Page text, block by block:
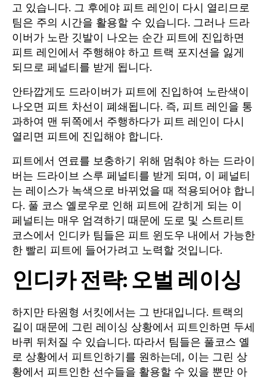
고 있습니다. 그 후에야 피트 레인이 다시 열리므로
팀은 주의 시간을 활용할 수 있습니다. 그러나 드라
이버가 노란 깃발이 나오는 순간 피트에 진입하면
피트 레인에서 주행해야 하고 트랙 포지션을 잃게
되므로 페널티를 받게 됩니다.
안타깝게도 드라이버가 피트에 진입하여 노란색이
나오면 피트 차선이 폐쇄됩니다. 즉, 피트 레인을 통
과하여 맨 뒤쪽에서 주행하다가 피트 레인이 다시
열리면 피트에 진입해야 합니다.
피트에서 연료를 보충하기 위해 멈춰야 하는 드라이
버는 드라이브 스루 페널티를 받게 되며, 이 페널티
는 레이스가 녹색으로 바뀌었을 때 적용되어야 합니
다. 풀 코스 옐로우로 인해 피트에 갇히게 되는 이
페널티는 매우 엄격하기 때문에 도로 및 스트리트
코스에서 인디카 팀들은 피트 윈도우 내에서 가능한
한 빨리 피트에 들어가려고 노력할 것입니다.
인디카 전략: 오벌 레이싱
하지만 타원형 서킷에서는 그 반대입니다. 트랙의
길이 때문에 그린 레이싱 상황에서 피트인하면 두세
바퀴 뒤처질 수 있습니다. 따라서 팀들은 풀코스 옐
로 상황에서 피트인하기를 원하는데, 이는 그린 상
황에서 피트인한 선수들을 활용할 수 있을 뿐만 아